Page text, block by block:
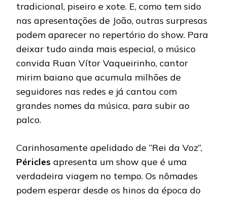
tradicional, piseiro e xote. E, como tem sido
nas apresentações de João, outras surpresas
podem aparecer no repertório do show. Para
deixar tudo ainda mais especial, o músico
convida Ruan Vítor Vaqueirinho, cantor
mirim baiano que acumula milhões de
seguidores nas redes e já cantou com
grandes nomes da música, para subir ao
palco.
Carinhosamente apelidado de “Rei da Voz”,
Péricles apresenta um show que é uma
verdadeira viagem no tempo. Os nômades
podem esperar desde os hinos da época do